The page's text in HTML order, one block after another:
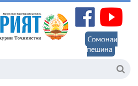
Сомонаи
пешина